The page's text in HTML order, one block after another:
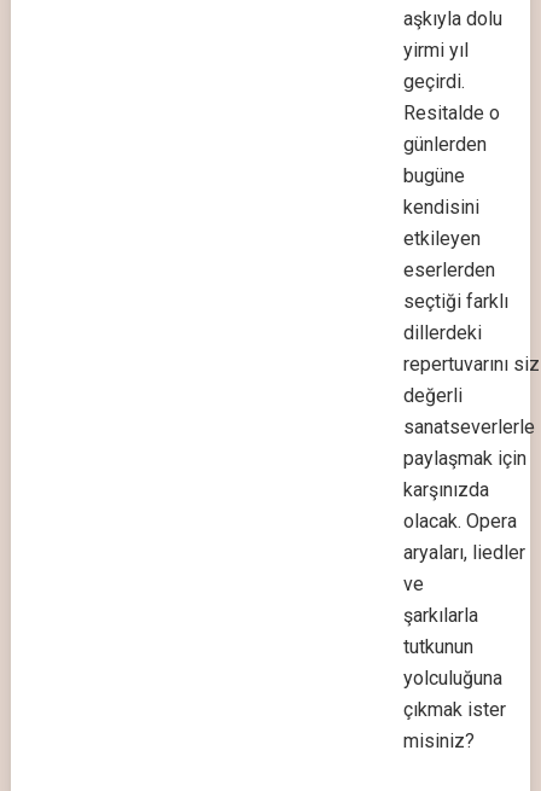
aşkıyla dolu
yirmi yıl
geçirdi.
Resitalde o
günlerden
bugüne
kendisini
etkileyen
eserlerden
seçtiği farklı
dillerdeki
repertuvarını siz
değerli
sanatseverlerle
paylaşmak için
karşınızda
olacak. Opera
aryaları, liedler
ve
şarkılarla
tutkunun
yolculuğuna
çıkmak ister
misiniz?